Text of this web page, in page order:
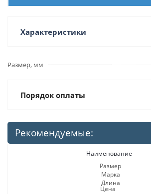
Характеристики
Размер, мм
Порядок оплаты
Рекомендуемые:
Наименование
Размер
Марка
Длина
Цена